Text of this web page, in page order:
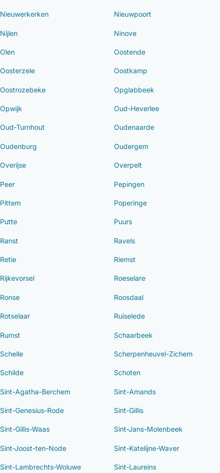
Nieuwerkerken Nieuwpoort
Nijlen Ninove
Olen Oostende
Oosterzele Oostkamp
Oostrozebeke Opglabbeek
Opwijk Oud-Heverlee
Oud-Turnhout Oudenaarde
Oudenburg Oudergem
Overijse Overpelt
Peer Pepingen
Pittem Poperinge
Putte Puurs
Ranst Ravels
Retie Riemst
Rijkevorsel Roeselare
Ronse Roosdaal
Rotselaar Ruiselede
Rumst Schaarbeek
Schelle Scherpenheuvel-Zichem
Schilde Schoten
Sint-Agatha-Berchem Sint-Amands
Sint-Genesius-Rode Sint-Gillis
Sint-Gillis-Waas Sint-Jans-Molenbeek
Sint-Joost-ten-Node Sint-Katelijne-Waver
Sint-Lambrechts-Woluwe Sint-Laureins